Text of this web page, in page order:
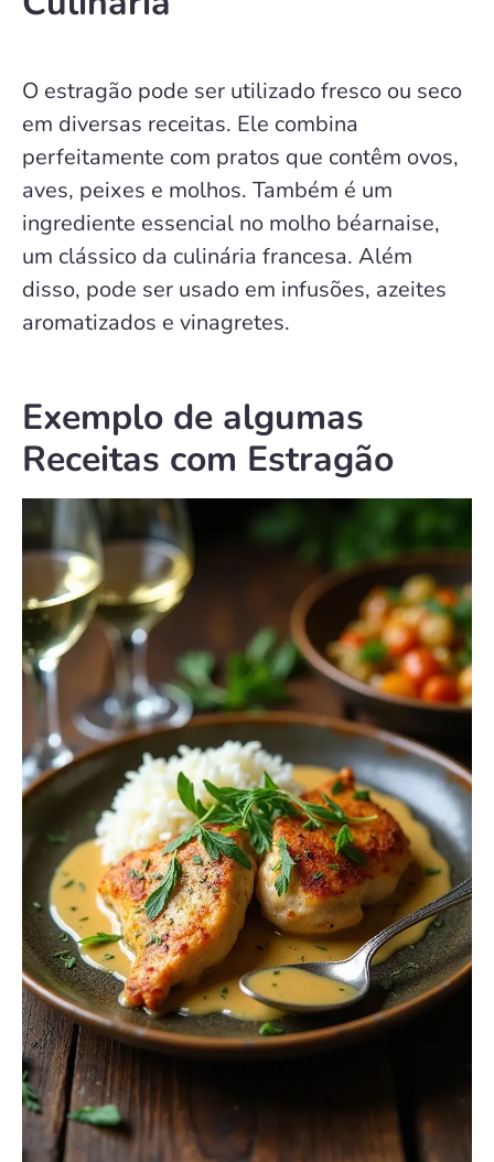
O estragão pode ser utilizado fresco ou seco
em diversas receitas. Ele combina
perfeitamente com pratos que contêm ovos,
aves, peixes e molhos. Também é um
ingrediente essencial no molho béarnaise,
um clássico da culinária francesa. Além
disso, pode ser usado em infusões, azeites
aromatizados e vinagretes.
Exemplo de algumas
Receitas com Estragão